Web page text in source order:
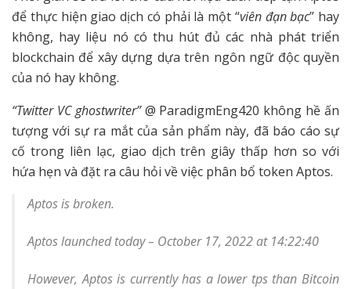
để thực hiện giao dịch có phải là một “viên đạn bạc” hay
không, hay liệu nó có thu hút đủ các nhà phát triển
blockchain để xây dựng dựa trên ngôn ngữ độc quyền
của nó hay không.
“Twitter VC ghostwriter”@ ParadigmEng420 không hề ấn
tượng với sự ra mắt của sản phẩm này, đã báo cáo sự
cố trong liên lạc, giao dịch trên giây thấp hơn so với
hứa hẹn và đặt ra câu hỏi về việc phân bổ token Aptos.
Aptos is broken.
Aptos launched today – October 17, 2022 at 14:22:40
However, Aptos is currently has a lower tps than Bitcoin